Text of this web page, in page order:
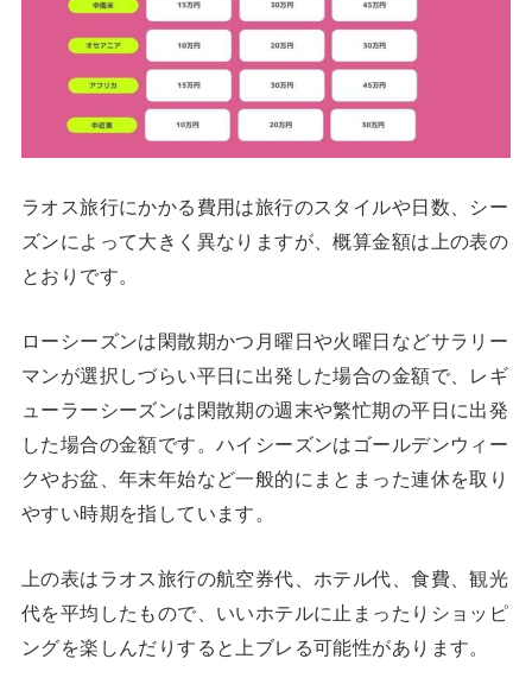
ラオス旅行にかかる費用は旅行のスタイルや日数、シー
ズンによって大きく異なりますが、概算金額は上の表の
とおりです。
ローシーズンは閑散期かつ月曜日や火曜日などサラリー
マンが選択しづらい平日に出発した場合の金額で、レギ
ューラーシーズンは閑散期の週末や繁忙期の平日に出発
した場合の金額です。ハイシーズンはゴールデンウィー
クやお盆、年末年始など一般的にまとまった連休を取り
やすい時期を指しています。
上の表はラオス旅行の航空券代、ホテル代、食費、観光
代を平均したもので、いいホテルに止まったりショッピ
ングを楽しんだりすると上ブレる可能性があります。